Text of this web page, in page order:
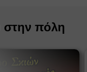
στην πόλη